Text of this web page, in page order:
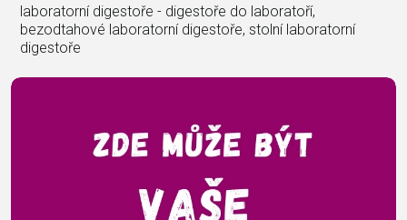
laboratorní digestoře - digestoře do laboratoří,
bezodtahové laboratorní digestoře, stolní laboratorní
digestoře